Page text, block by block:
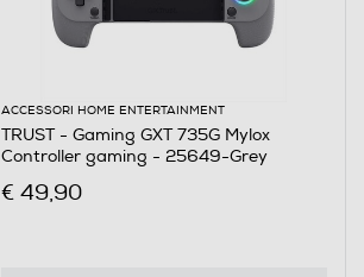
ACCESSORI HOME ENTERTAINMENT
TRUST - Gaming GXT 735G Mylox
Controller gaming - 25649-Grey
€ 49,90